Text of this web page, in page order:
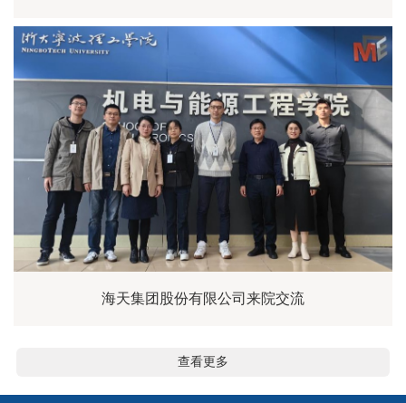
海天集团股份有限公司来院交流
查看更多